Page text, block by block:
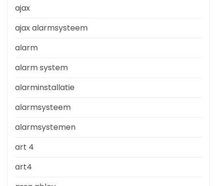
ajax
ajax alarmsysteem
alarm
alarm system
alarminstallatie
alarmsysteem
alarmsystemen
art 4
art4